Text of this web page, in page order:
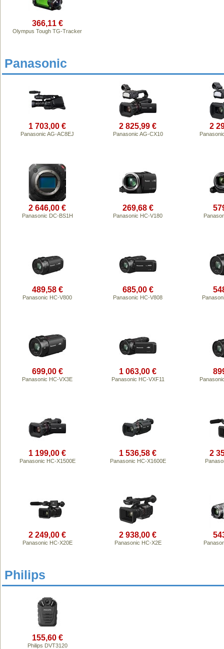
366,11 €
Olympus Tough TG-Tracker
Panasonic
1 703,00 €
Panasonic AG-AC8EJ
2 825,99 €
Panasonic AG-CX10
2
2 646,00 €
Panasonic DC-BS1H
269,68 €
Panasonic HC-V180
489,58 €
Panasonic HC-V800
685,00 €
Panasonic HC-V808
699,00 €
Panasonic HC-VX3E
1 063,00 €
Panasonic HC-VXF11
1 199,00 €
Panasonic HC-X1500E
1 536,58 €
Panasonic HC-X1600E
2
2 249,00 €
Panasonic HC-X20E
2 938,00 €
Panasonic HC-X2E
Philips
155,60 €
Philips DVT3120